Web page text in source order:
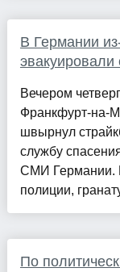
В Германии
эвакуировали
Вечером
Франкфурт-на-
швырнул
службу
СМИ Германии.
полиции,
По